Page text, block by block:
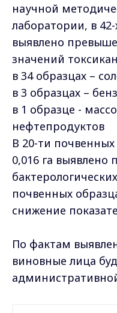
научной
лаборатории, в
выявлено
значений
в 34 образцах –
в 3 образцах –
в 1 образце -
нефтепродуктов
В 20-ти
0,016 га
почвенных
снижение
По фактам
виновные лица